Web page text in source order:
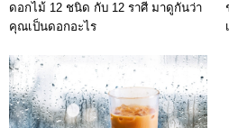
ดอกไม้ 12 ชนิด กับ 12 ราศี มาดูกันว่า
คุณเป็นดอกอะไร